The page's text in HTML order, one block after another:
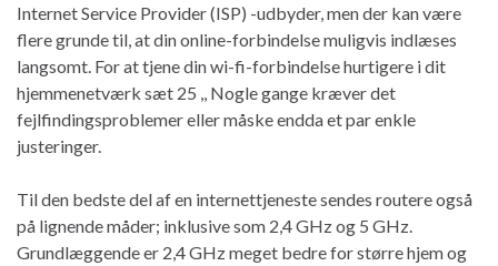
Internet Service Provider (ISP) -udbyder, men der kan være
flere grunde til, at din online-forbindelse muligvis indlæses
langsomt. For at tjene din wi-fi-forbindelse hurtigere i dit
hjemmenetværk sæt 25 ,, Nogle gange kræver det
fejlfindingsproblemer eller måske endda et par enkle
justeringer.
Til den bedste del af en internettjeneste sendes routere også
på lignende måder; inklusive som 2,4 GHz og 5 GHz.
Grundlæggende er 2,4 GHz meget bedre for større hjem og